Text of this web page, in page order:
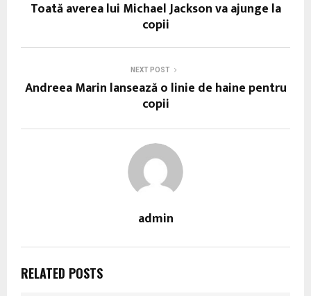
Toată averea lui Michael Jackson va ajunge la
copii
NEXT POST
Andreea Marin lansează o linie de haine pentru
copii
admin
RELATED POSTS